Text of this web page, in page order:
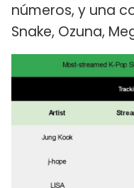
números, y una
Snake, Ozuna,